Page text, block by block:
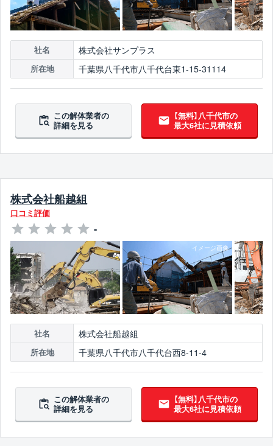
社名 株式会社サンプラス
所在地 千葉県八千代市八千代台東1-15-31114
この解体業者の
詳細を見る
【無料】八千代市の
最大6社に見積依頼
株式会社船越組
口コミ評価
-
社名 株式会社船越組
所在地 千葉県八千代市八千代台西8-11-4
この解体業者の
詳細を見る
【無料】八千代市の
最大6社に見積依頼